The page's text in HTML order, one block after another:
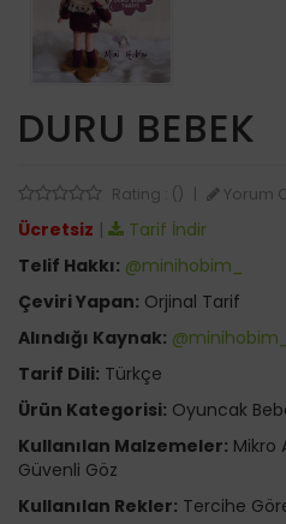
DURU BEBEK
Rating : () Yorum
Ücretsiz |
Tarif İndir
Telif Hakkı: @minihobim_
Çeviri Yapan: Orjinal Tarif
Alındığı Kaynak: @minihobim_
Tarif Dili: Türkçe
Ürün Kategorisi: Oyuncak
Kullanılan Malzemeler: Mikro
Güvenli Göz
Kullanılan Rekler: Tercihe